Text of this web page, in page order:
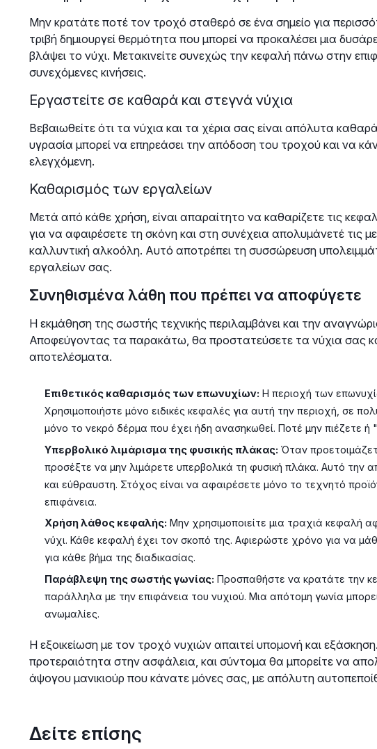
Μην κρατάτε ποτέ τον τροχό σταθερό σε ένα σημείο για
τριβή δημιουργεί θερμότητα που μπορεί να προκαλέσει μια
βλάψει το νύχι. Μετακινείτε συνεχώς την κεφαλή πάνω στην
συνεχόμενες κινήσεις.
Εργαστείτε σε καθαρά και στεγνά νύχια
Βεβαιωθείτε ότι τα νύχια και τα χέρια σας είναι απόλυτα
υγρασία μπορεί να επηρεάσει την απόδοση του τροχού και να
ελεγχόμενη.
Καθαρισμός των εργαλείων
Μετά από κάθε χρήση, είναι απαραίτητο να καθαρίζετε τις
για να αφαιρέσετε τη σκόνη και στη συνέχεια απολυμάνετέ τις
καλλυντική αλκοόλη. Αυτό αποτρέπει τη συσσώρευση
εργαλείων σας.
Συνηθισμένα λάθη που πρέπει να αποφύγετε
Η εκμάθηση της σωστής τεχνικής περιλαμβάνει και την
Αποφεύγοντας τα παρακάτω, θα προστατεύσετε τα νύχια σας
αποτελέσματα.
Επιθετικός καθαρισμός των επωνυχίων: Η περιοχή των
Χρησιμοποιήστε μόνο ειδικές κεφαλές για αυτή την περιοχή, σε
μόνο το νεκρό δέρμα που έχει ήδη ανασηκωθεί. Ποτέ μην πιέζετε
Υπερβολικό λιμάρισμα της φυσικής πλάκας: Όταν
προσέξτε να μην λιμάρετε υπερβολικά τη φυσική πλάκα. Αυτό την
και εύθραυστη. Στόχος είναι να αφαιρέσετε μόνο το τεχνητό
επιφάνεια.
Χρήση λάθος κεφαλής: Μην χρησιμοποιείτε μια τραχιά κεφαλή
νύχι. Κάθε κεφαλή έχει τον σκοπό της. Αφιερώστε χρόνο για να
για κάθε βήμα της διαδικασίας.
Παράβλεψη της σωστής γωνίας: Προσπαθήστε να κρατάτε την
παράλληλα με την επιφάνεια του νυχιού. Μια απότομη γωνία
ανωμαλίες.
Η εξοικείωση με τον τροχό νυχιών απαιτεί υπομονή και
προτεραιότητα στην ασφάλεια, και σύντομα θα μπορείτε να
άψογου μανικιούρ που κάνατε μόνες σας, με απόλυτη
Δείτε επίσης